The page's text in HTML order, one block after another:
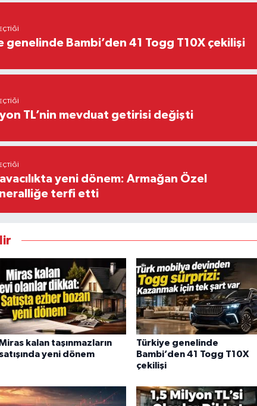
genelinde Bambi’den 41 Togg T10X çekilişi
TL’nin mevduat getirisi değişti
yeni dönem: Armağan Özel
terfi etti
kalan taşınmazların
yeni dönem
Türkiye genelinde
Bambi’den 41 Togg T10X
çekilişi